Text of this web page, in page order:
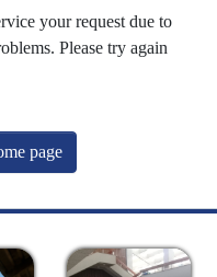
your request due to
Please try again
page